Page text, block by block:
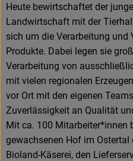
Heute bewirtschaftet der
Landwirtschaft mit der
sich um die Verarbeitung
Produkte. Dabei legen sie
Verarbeitung von
mit vielen regionalen
vor Ort mit den eigenen
Zuverlässigkeit an Qualität
Mit ca. 100 Mitarbeiter*innen
gewachsenen Hof im Ostertal
Bioland-Käserei, den